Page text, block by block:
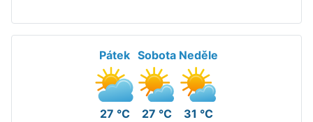
Pátek
27 °C
Sobota
27 °C
Neděle
31 °C